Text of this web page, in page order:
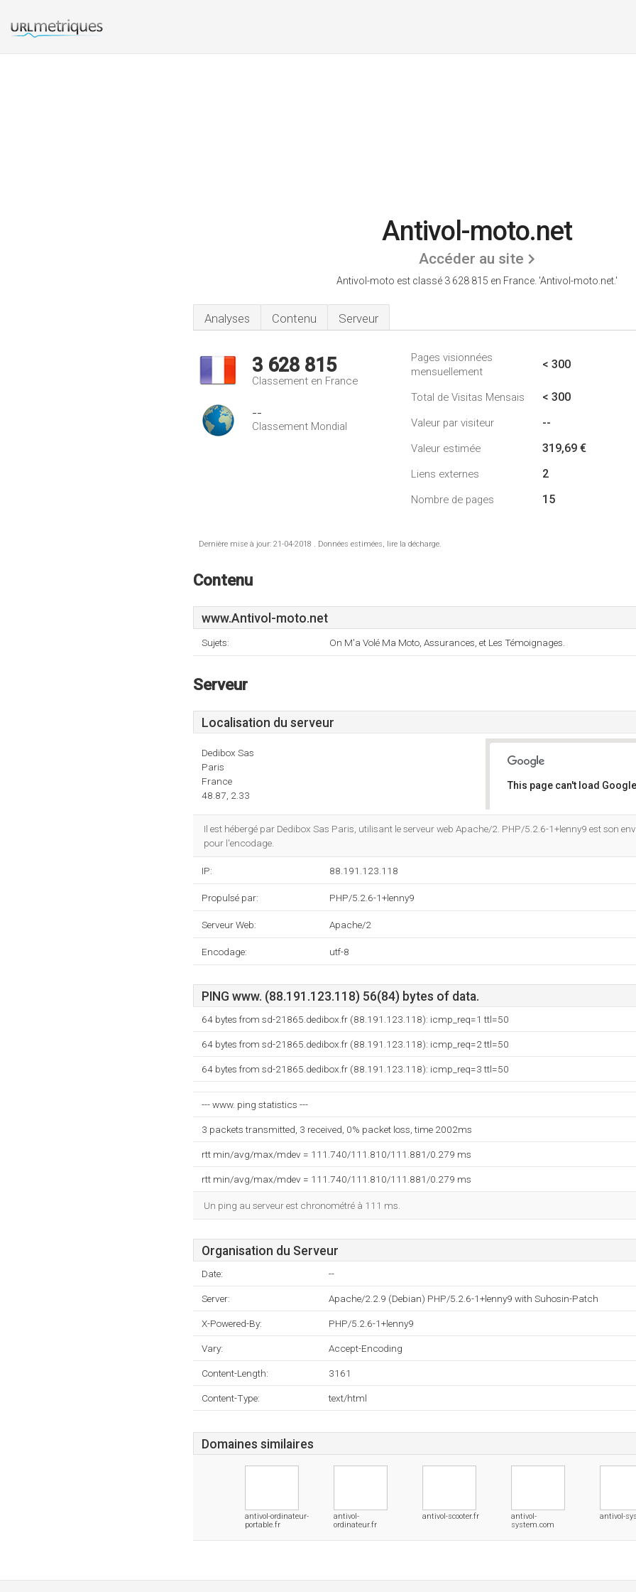
Antivol-moto.net
Accéder au site
Antivol-moto est classé 3 628 815 en France. 'Antivol-moto.net.'
Analyses Contenu Serveur
3 628 815
Classement en France
--
Classement Mondial
Pages visionnées
mensuellement
< 300
Total de Visitas Mensais < 300
Valeur par visiteur --
Valeur estimée 319,69 €
Liens externes 2
Nombre de pages 15
Dernière mise à jour: 21-04-2018 . Données estimées, lire la décharge.
Contenu
www.Antivol-moto.net
Sujets: On M'a Volé Ma Moto, Assurances, et Les Témoignages.
Serveur
Localisation du serveur
Dedibox Sas
Paris
France
48.87, 2.33
This page can't load
Il est hébergé par Dedibox Sas Paris, utilisant le serveur web Apache/2. PHP/5.2.6-1+lenny9 est son
pour l'encodage.
IP: 88.191.123.118
Propulsé par: PHP/5.2.6-1+lenny9
Serveur Web: Apache/2
Encodage: utf-8
PING www. (88.191.123.118) 56(84) bytes of data.
64 bytes from sd-21865.dedibox.fr (88.191.123.118): icmp_req=1 ttl=50
64 bytes from sd-21865.dedibox.fr (88.191.123.118): icmp_req=2 ttl=50
64 bytes from sd-21865.dedibox.fr (88.191.123.118): icmp_req=3 ttl=50
--- www. ping statistics ---
3 packets transmitted, 3 received, 0% packet loss, time 2002ms
rtt min/avg/max/mdev = 111.740/111.810/111.881/0.279 ms
rtt min/avg/max/mdev = 111.740/111.810/111.881/0.279 ms
Un ping au serveur est chronométré à 111 ms.
Organisation du Serveur
Date: --
Server: Apache/2.2.9 (Debian) PHP/5.2.6-1+lenny9 with Suhosin-Patch
X-Powered-By: PHP/5.2.6-1+lenny9
Vary: Accept-Encoding
Content-Length: 3161
Content-Type: text/html
Domaines similaires
antivol-ordinateur-
portable.fr
antivol-
ordinateur.fr
antivol-scooter.fr
antivol-
system.com
antivol-